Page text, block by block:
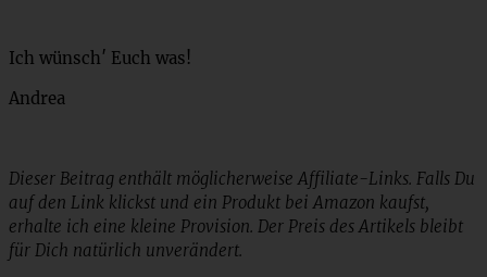
Ich wünsch′ Euch was!
Andrea
Dieser Beitrag enthält möglicherweise Affiliate-Links. Falls Du
auf den Link klickst und ein Produkt bei Amazon kaufst,
erhalte ich eine kleine Provision. Der Preis des Artikels bleibt
für Dich natürlich unverändert.